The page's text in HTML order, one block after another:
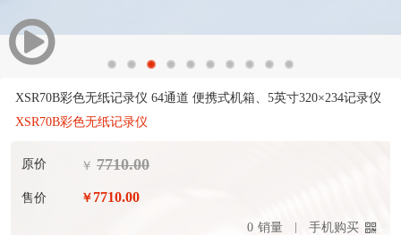
XSR70B彩色无纸记录仪 64通道 便携式机箱、5英寸320×234记录仪
XSR70B彩色无纸记录仪
原价 ￥ 7710.00
售价 ￥ 7710.00
0 销量 手机购买